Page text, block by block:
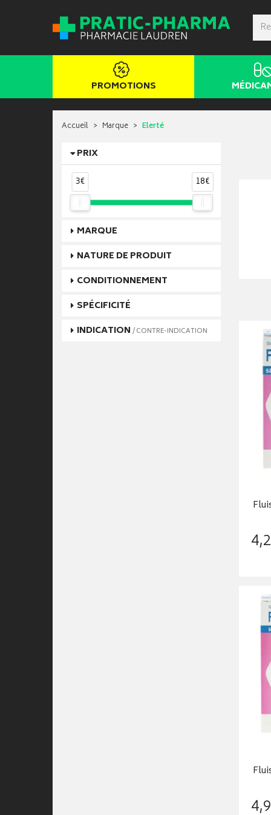
PROMOTIONS
Accueil Marque Elerté
PRIX
3€
18€
MARQUE
NATURE DE PRODUIT
CONDITIONNEMENT
SPÉCIFICITÉ
INDICATION / CONTRE-INDICATION
4,
4,